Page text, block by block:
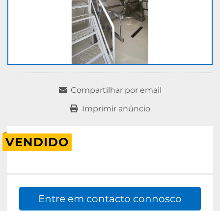
Compartilhar por email
Imprimir anúncio
VENDIDO
Entre em contacto connosco